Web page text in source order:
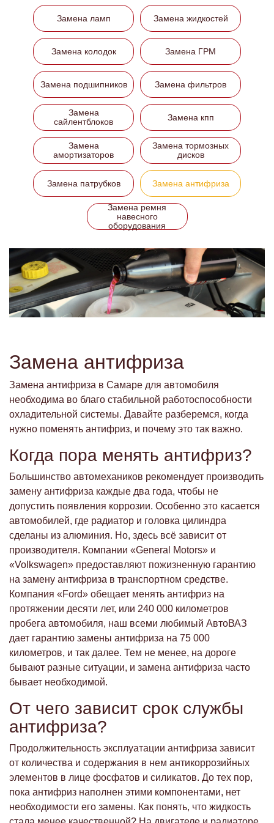
Замена ламп Замена жидкостей
Замена колодок Замена ГРМ
Замена подшипников Замена фильтров
Замена
сайлентблоков
Замена кпп
Замена
амортизаторов
Замена тормозных
дисков
Замена патрубков Замена антифриза
Замена ремня
навесного
оборудования
Замена антифриза
Замена антифриза в Самаре для автомобиля
необходима во благо стабильной работоспособности
охладительной системы. Давайте разберемся, когда
нужно поменять антифриз, и почему это так важно.
Когда пора менять антифриз?
Большинство автомехаников рекомендует производить
замену антифриза каждые два года, чтобы не
допустить появления коррозии. Особенно это касается
автомобилей, где радиатор и головка цилиндра
сделаны из алюминия. Но, здесь всё зависит от
производителя. Компании «General Motors» и
«Volkswagen» предоставляют пожизненную гарантию
на замену антифриза в транспортном средстве.
Компания «Ford» обещает менять антифриз на
протяжении десяти лет, или 240 000 километров
пробега автомобиля, наш всеми любимый АвтоВАЗ
дает гарантию замены антифриза на 75 000
километров, и так далее. Тем не менее, на дороге
бывают разные ситуации, и замена антифриза часто
бывает необходимой.
От чего зависит срок службы
антифриза?
Продолжительность эксплуатации антифриза зависит
от количества и содержания в нем антикоррозийных
элементов в лице фосфатов и силикатов. До тех пор,
пока антифриз наполнен этими компонентами, нет
необходимости его замены. Как понять, что жидкость